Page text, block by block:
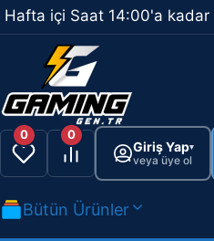
İçeriğe
atla
Hafta içi Saat 14:00'a
0 0
Giriş Yap▾
veya üye ol
Bütün Ürünler